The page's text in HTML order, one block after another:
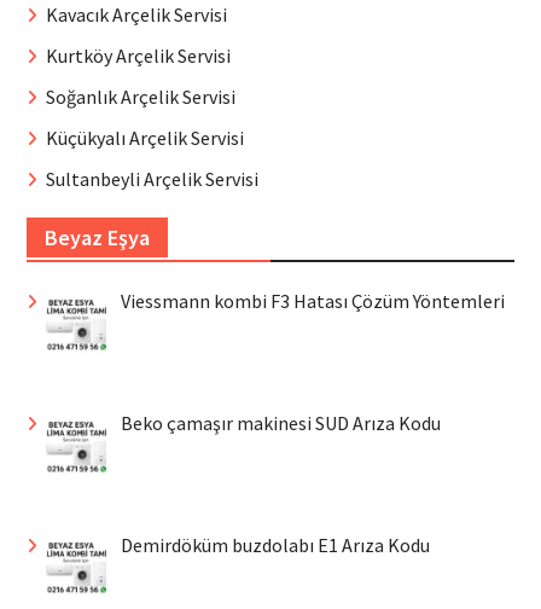
Kavacık Arçelik Servisi
Kurtköy Arçelik Servisi
Soğanlık Arçelik Servisi
Küçükyalı Arçelik Servisi
Sultanbeyli Arçelik Servisi
Beyaz Eşya
Viessmann kombi F3 Hatası Çözüm Yöntemleri
Beko çamaşır makinesi SUD Arıza Kodu
Demirdöküm buzdolabı E1 Arıza Kodu